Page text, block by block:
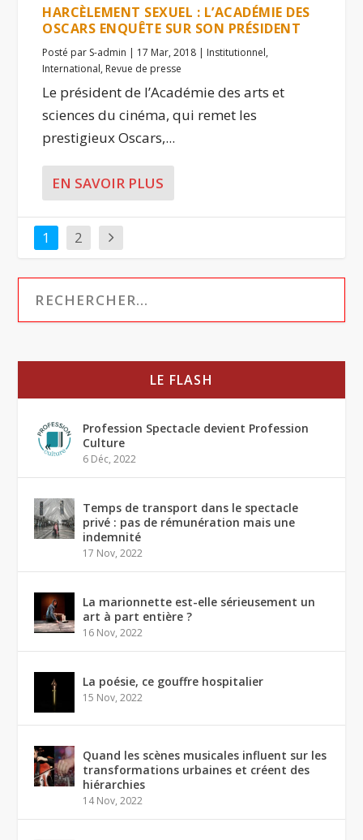
HARCÈLEMENT SEXUEL : L’ACADÉMIE DES
OSCARS ENQUÊTE SUR SON PRÉSIDENT
Posté par S-admin | 17 Mar, 2018 | Institutionnel,
International, Revue de presse
Le président de l’Académie des arts et
sciences du cinéma, qui remet les
prestigieux Oscars,...
EN SAVOIR PLUS
1 2
LE FLASH
Profession Spectacle devient Profession
Culture
6 Déc, 2022
Temps de transport dans le spectacle
privé : pas de rémunération mais une
indemnité
17 Nov, 2022
La marionnette est-elle sérieusement un
art à part entière ?
16 Nov, 2022
La poésie, ce gouffre hospitalier
15 Nov, 2022
Quand les scènes musicales influent sur les
transformations urbaines et créent des
hiérarchies
14 Nov, 2022